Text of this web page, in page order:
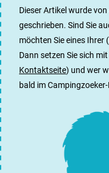
Dieser Artikel wurde
geschrieben. Sind Sie
möchten Sie eines Ihrer
Dann setzen Sie sich
Kontaktseite) und wer
bald im